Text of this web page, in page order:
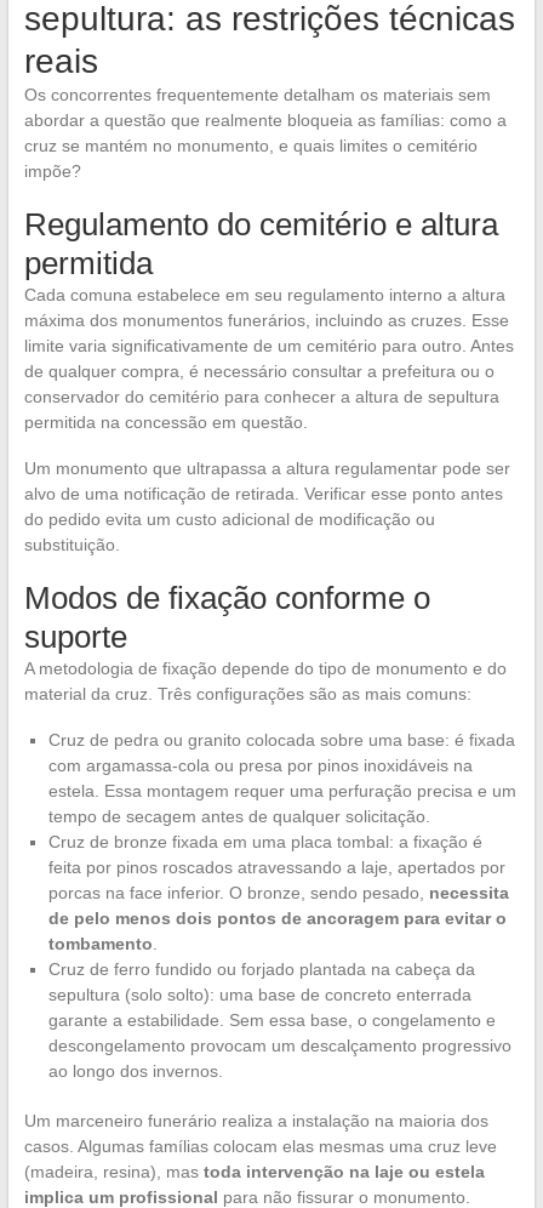
sepultura: as restrições técnicas
reais
Os concorrentes frequentemente detalham os materiais sem
abordar a questão que realmente bloqueia as famílias: como a
cruz se mantém no monumento, e quais limites o cemitério
impõe?
Regulamento do cemitério e altura
permitida
Cada comuna estabelece em seu regulamento interno a altura
máxima dos monumentos funerários, incluindo as cruzes. Esse
limite varia significativamente de um cemitério para outro. Antes
de qualquer compra, é necessário consultar a prefeitura ou o
conservador do cemitério para conhecer a altura de sepultura
permitida na concessão em questão.
Um monumento que ultrapassa a altura regulamentar pode ser
alvo de uma notificação de retirada. Verificar esse ponto antes
do pedido evita um custo adicional de modificação ou
substituição.
Modos de fixação conforme o
suporte
A metodologia de fixação depende do tipo de monumento e do
material da cruz. Três configurações são as mais comuns:
Cruz de pedra ou granito colocada sobre uma base: é fixada
com argamassa-cola ou presa por pinos inoxidáveis na
estela. Essa montagem requer uma perfuração precisa e um
tempo de secagem antes de qualquer solicitação.
Cruz de bronze fixada em uma placa tombal: a fixação é
feita por pinos roscados atravessando a laje, apertados por
porcas na face inferior. O bronze, sendo pesado, necessita
de pelo menos dois pontos de ancoragem para evitar o
tombamento
Cruz de ferro fundido ou forjado plantada na cabeça da
sepultura (solo solto): uma base de concreto enterrada
garante a estabilidade. Sem essa base, o congelamento e
descongelamento provocam um descalçamento progressivo
ao longo dos invernos.
Um marceneiro funerário realiza a instalação na maioria dos
casos. Algumas famílias colocam elas mesmas uma cruz leve
(madeira, resina), mas toda intervenção na laje ou estela
implica um profissional para não fissurar o monumento.